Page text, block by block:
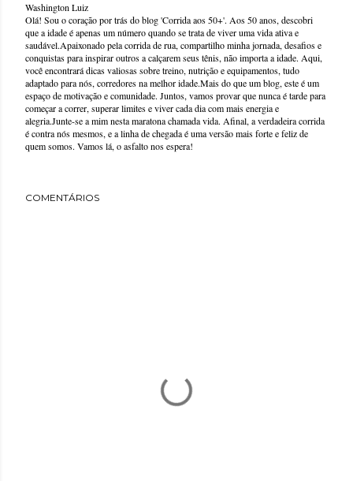
Washington Luiz
Olá! Sou o coração por trás do blog 'Corrida aos 50+'. Aos 50 anos, descobri
que a idade é apenas um número quando se trata de viver uma vida ativa e
saudável.Apaixonado pela corrida de rua, compartilho minha jornada, desafios e
conquistas para inspirar outros a calçarem seus tênis, não importa a idade. Aqui,
você encontrará dicas valiosas sobre treino, nutrição e equipamentos, tudo
adaptado para nós, corredores na melhor idade.Mais do que um blog, este é um
espaço de motivação e comunidade. Juntos, vamos provar que nunca é tarde para
começar a correr, superar limites e viver cada dia com mais energia e
alegria.Junte-se a mim nesta maratona chamada vida. Afinal, a verdadeira corrida
é contra nós mesmos, e a linha de chegada é uma versão mais forte e feliz de
quem somos. Vamos lá, o asfalto nos espera!
COMENTÁRIOS